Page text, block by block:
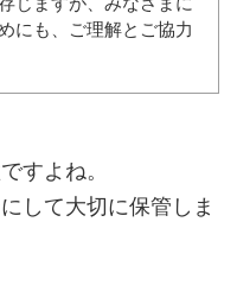
にも、ご理解とご協力
すよね。
して大切に保管しま